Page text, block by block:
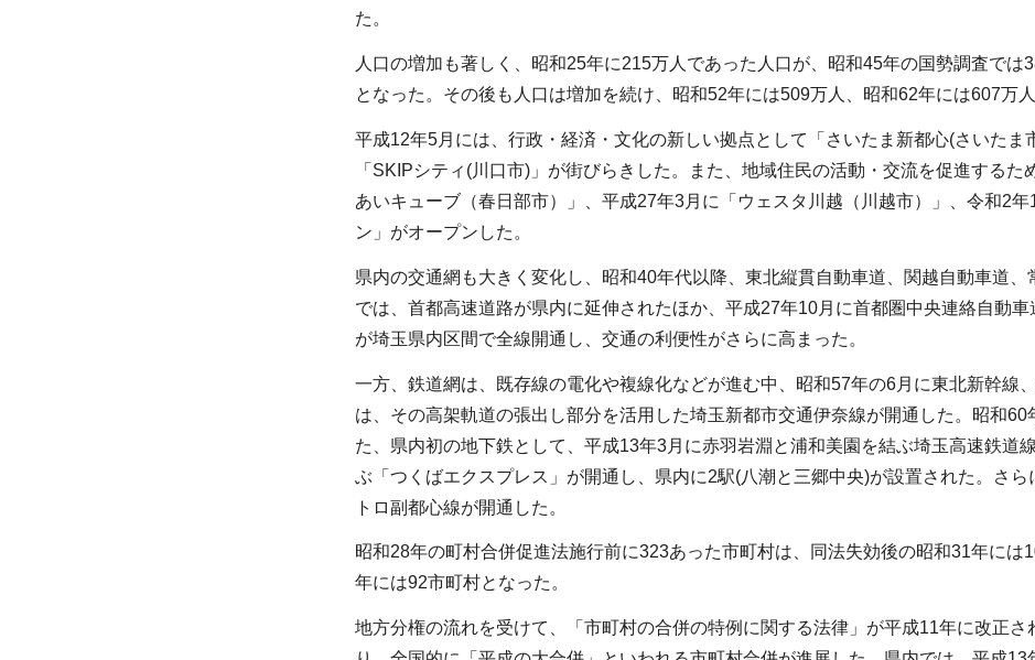
た。
人口の増加も著しく、昭和25年に215万人であった人口が、昭和45年の国勢調査で
となった。その後も人口は増加を続け、昭和52年には509万人、昭和62年には607万
平成12年5月には、行政・経済・文化の新しい拠点として「さいたま新都心(さいた
「SKIPシティ(川口市)」が街びらきした。また、地域住民の活動・交流を促進する
あいキューブ（春日部市）」、平成27年3月に「ウェスタ川越（川越市）」、令和2
ン」がオープンした。
県内の交通網も大きく変化し、昭和40年代以降、東北縦貫自動車道、関越自動車道
では、首都高速道路が県内に延伸されたほか、平成27年10月に首都圏中央連絡自動
が埼玉県内区間で全線開通し、交通の利便性がさらに高まった。
一方、鉄道網は、既存線の電化や複線化などが進む中、昭和57年の6月に東北新幹線
は、その高架軌道の張出し部分を活用した埼玉新都市交通伊奈線が開通した。昭和
た、県内初の地下鉄として、平成13年3月に赤羽岩淵と浦和美園を結ぶ埼玉高速鉄道
ぶ「つくばエクスプレス」が開通し、県内に2駅(八潮と三郷中央)が設置された。さ
トロ副都心線が開通した。
昭和28年の町村合併促進法施行前に323あった市町村は、同法失効後の昭和31年に
年には92市町村となった。
地方分権の流れを受けて、「市町村の合併の特例に関する法律」が平成11年に改正